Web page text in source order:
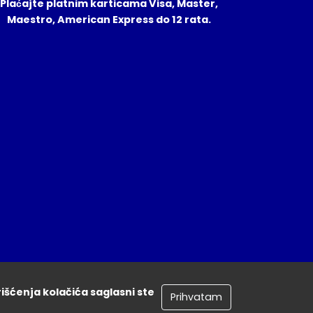
Plaćajte platnim karticama Visa, Master,
Maestro, American Express do 12 rata.
kolačića saglasni ste
Prihvatam